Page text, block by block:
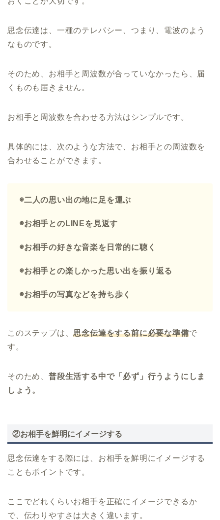
思念伝達は、一種のテレパシー、つまり、電波のよう
なものです。
そのため、お相手と周波数が合っていなかったら、届
くものも届きません。
お相手と周波数を合わせる方法はシンプルです。
具体的には、次のような方法で、お相手との周波数を
合わせることができます。
◉二人の思い出の地に足を運ぶ
◉お相手とのLINEを見返す
◉お相手の好きな音楽を日常的に聴く
◉お相手との楽しかった思い出を振り返る
◉お相手の写真などを持ち歩く
このステップは、思念伝達をする前に必要な準備で
す。
そのため、 普段生活する中で「必ず」行うようにしま
しょう。
②お相手を鮮明にイメージする
思念伝達をする際には、お相手を鮮明にイメージする
こともポイントです。
ここでどれくらいお相手を正確にイメージできるか
で、伝わりやすさは大きく違います。